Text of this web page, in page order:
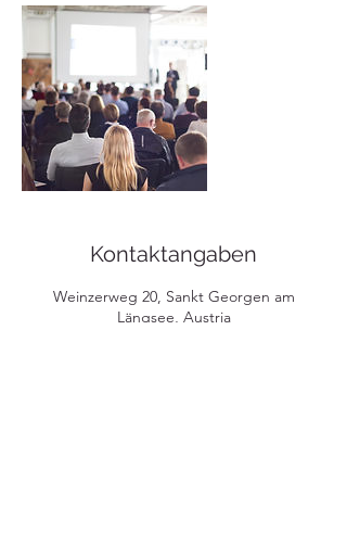
Kontaktangaben
Weinzerweg 20, Sankt Georgen am
Längsee, Austria